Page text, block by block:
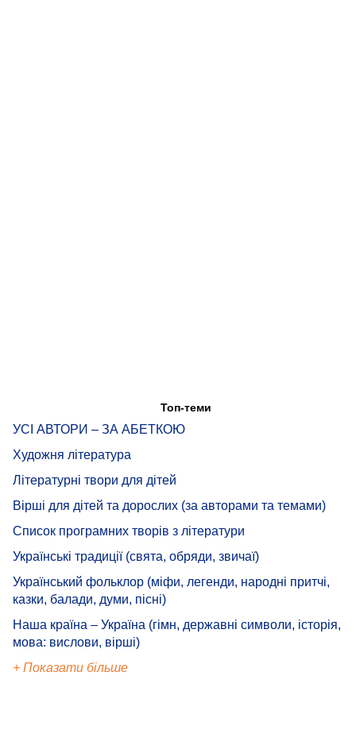
Топ-теми
УСІ АВТОРИ – ЗА АБЕТКОЮ
Художня література
Літературні твори для дітей
Вірші для дітей та дорослих (за авторами та темами)
Список програмних творів з літератури
Українські традиції (свята, обряди, звичаї)
Український фольклор (міфи, легенди, народні притчі,
казки, балади, думи, пісні)
Наша країна – Україна (гімн, державні символи, історія,
мова: вислови, вірші)
+ Показати більше